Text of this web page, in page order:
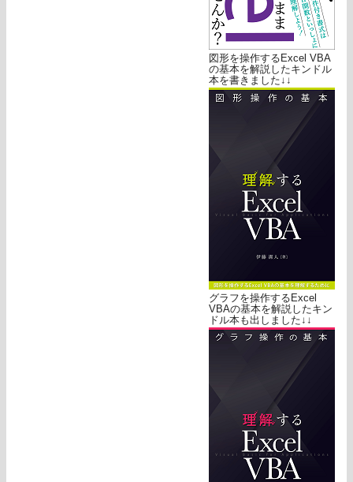
図形を操作するExcel VBA
の基本を解説したキンドル
本を書きました↓↓
グラフを操作するExcel
VBAの基本を解説したキン
ドル本も出しました↓↓